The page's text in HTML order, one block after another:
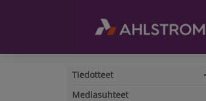
Tiedotteet
Mediasuhteet